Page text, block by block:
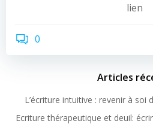
lien
0
Articles
L’écriture intuitive : revenir à soi
Ecriture thérapeutique et deuil: